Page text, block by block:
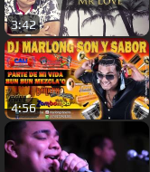
3:42
4:56